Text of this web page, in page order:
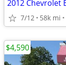
7/12 58k mi
$4,590